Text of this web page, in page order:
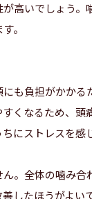
高いでしょう
。
も負担がかか
くなるため、
にストレスを感
。全体の噛み
したほうがよ